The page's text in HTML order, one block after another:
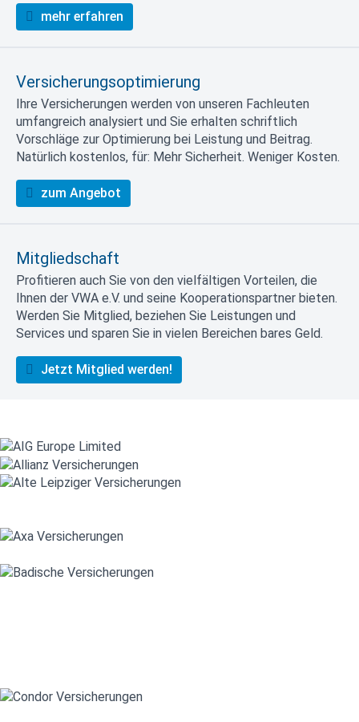
mehr erfahren
Versicherungsoptimierung
Ihre Versicherungen werden von unseren Fachleuten
umfangreich analysiert und Sie erhalten schriftlich
Vorschläge zur Optimierung bei Leistung und Beitrag.
Natürlich kostenlos, für: Mehr Sicherheit. Weniger Kosten.
zum Angebot
Mitgliedschaft
Profitieren auch Sie von den vielfältigen Vorteilen, die
Ihnen der VWA e.V. und seine Kooperationspartner bieten.
Werden Sie Mitglied, beziehen Sie Leistungen und
Services und sparen Sie in vielen Bereichen bares Geld.
Jetzt Mitglied werden!